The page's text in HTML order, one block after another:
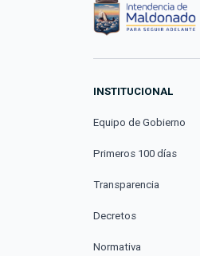
INSTITUCIONAL
Equipo de Gobierno
Primeros 100 días
Transparencia
Decretos
Normativa